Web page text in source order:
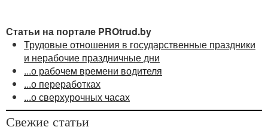
Статьи на портале PROtrud.by
Трудовые отношения в государственные праздники
и нерабочие праздничные дни
...о рабочем времени водителя
...о переработках
...о сверхурочных часах
Свежие статьи